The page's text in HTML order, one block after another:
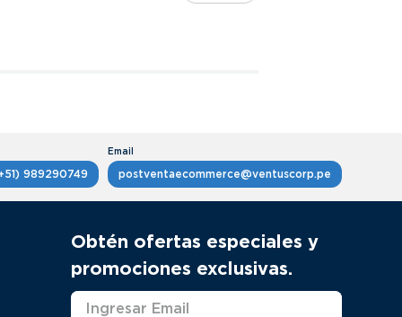
989290749 postventaecommerce@ventuscorp.pe
Obtén ofertas especiales y
promociones exclusivas.